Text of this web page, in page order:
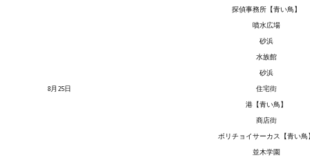
8月25日
探偵事務所【青い鳥】
噴水広場
砂浜
水族館
砂浜
住宅街
港【青い鳥】
商店街
ボリチョイサーカス【青い鳥
並木学園